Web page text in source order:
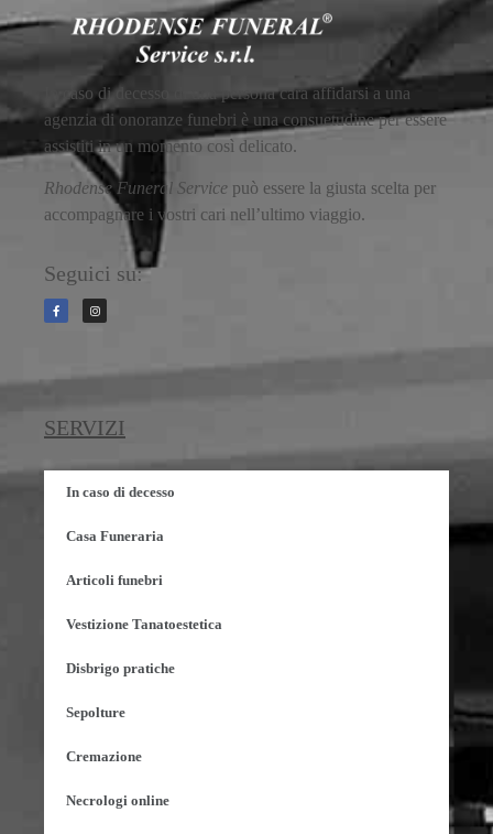
In caso di decesso di una persona cara affidarsi a una
agenzia di onoranze funebri è una consuetudine per essere
assistiti in un momento così delicato.
Rhodense Funeral Service può essere la giusta scelta per
accompagnare i vostri cari nell’ultimo viaggio.
Seguici su:
SERVIZI
In caso di decesso
Casa Funeraria
Articoli funebri
Vestizione Tanatoestetica
Disbrigo pratiche
Sepolture
Cremazione
Necrologi online